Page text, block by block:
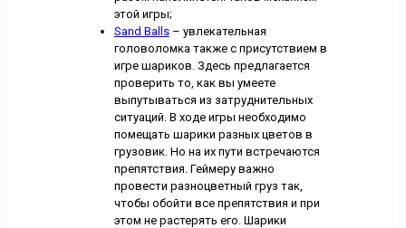
этой игры;
Sand Balls– увлекательная
головоломка также с присутствием в
игре шариков. Здесь предлагается
проверить то, как вы умеете
выпутываться из затруднительных
ситуаций. В ходе игры необходимо
помещать шарики разных цветов в
грузовик. Но на их пути встречаются
препятствия. Геймеру важно
провести разноцветный груз так,
чтобы обойти все препятствия и при
этом не растерять его. Шарики